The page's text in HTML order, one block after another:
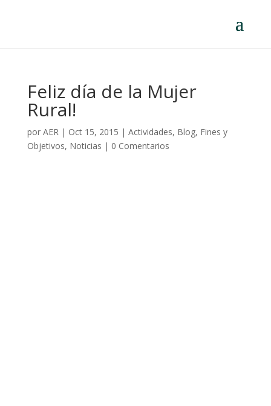
Feliz día de la Mujer
Rural!
por AER| Oct 15, 2015 | Actividades, Blog, Fines y
Objetivos, Noticias | 0 Comentarios